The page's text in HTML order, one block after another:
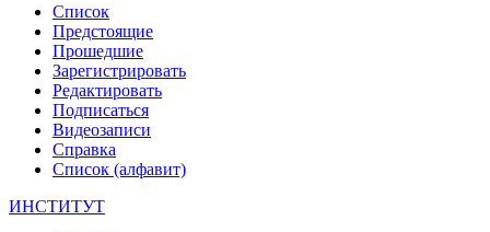
Список
Предстоящие
Прошедшие
Зарегистрировать
Редактировать
Подписаться
Видеозаписи
Справка
Список (алфавит)
ИНСТИТУТ